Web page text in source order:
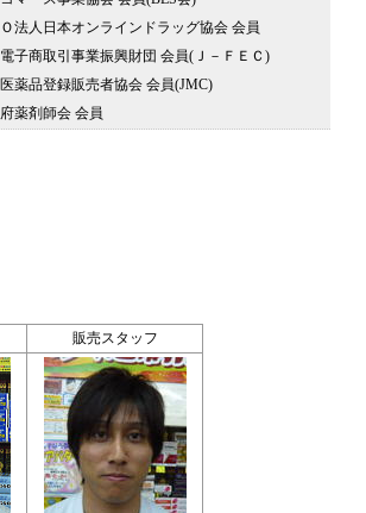
Ｏ法人日本オンラインドラッグ協会 会員
電子商取引事業振興財団 会員(Ｊ－ＦＥＣ)
医薬品登録販売者協会 会員(JMC)
府薬剤師会 会員
販売スタッフ